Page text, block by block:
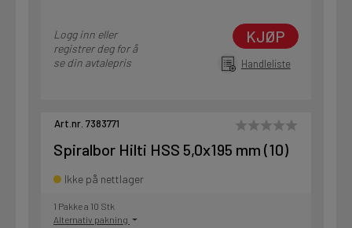
Logg inn eller
registrer deg for å
se din avtalepris
KJØP
Handleliste
Art.nr. 7383771
Spiralbor Hilti HSS 5,0x195 mm (10)
Ikke på nettlager
1 Pakke a 10 Stk
Alternativ pakning